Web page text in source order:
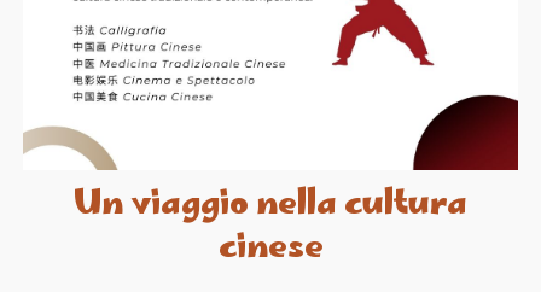
Un viaggio nella cultura
cinese